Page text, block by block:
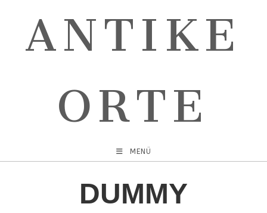
ANTIKE
ORTE
MENÜ
DUMMY